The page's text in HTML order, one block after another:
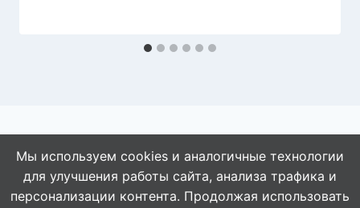
© 2026 АбАлдеть!
Мы используем cookies и аналогичные технологии
для улучшения работы сайта, анализа трафика и
персонализации контента. Продолжая использовать